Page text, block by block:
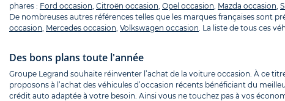
phares : Ford occasion Citroën occasion Opel occasion Mazda occasion
De nombreuses autres références telles que les marques françaises sont
occasion Mercedes occasion Volkswagen occasion . La liste de tous ces
Des bons plans toute l'année
Groupe Legrand souhaite réinventer l’achat de la voiture occasion. À ce
proposons à l’achat des véhicules d’occasion récents bénéficiant du
crédit auto adaptée à votre besoin. Ainsi vous ne touchez pas à vos